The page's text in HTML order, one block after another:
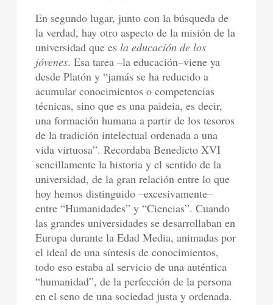
En segundo lugar, junto con la búsqueda de
la verdad, hay otro aspecto de la misión de la
universidad que es la educación de los
jóvenes. Esa tarea –la educación–viene ya
desde Platón y “jamás se ha reducido a
acumular conocimientos o competencias
técnicas, sino que es una paideia, es decir,
una formación humana a partir de los tesoros
de la tradición intelectual ordenada a una
vida virtuosa”. Recordaba Benedicto XVI
sencillamente la historia y el sentido de la
universidad, de la gran relación entre lo que
hoy hemos distinguido –excesivamente–
entre “Humanidades” y “Ciencias”. Cuando
las grandes universidades se desarrollaban en
Europa durante la Edad Media, animadas por
el ideal de una síntesis de conocimientos,
todo eso estaba al servicio de una auténtica
“humanidad”, de la perfección de la persona
en el seno de una sociedad justa y ordenada.